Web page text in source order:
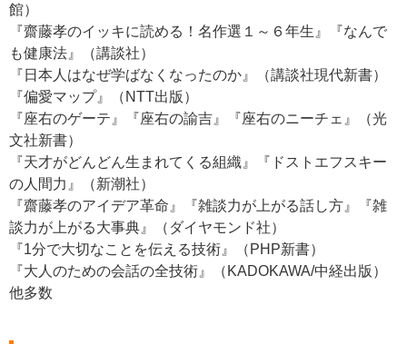
館）
『齋藤孝のイッキに読める！名作選１～６年生』『なんで
も健康法』（講談社）
『日本人はなぜ学ばなくなったのか』（講談社現代新書）
『偏愛マップ』（NTT出版）
『座右のゲーテ』『座右の諭吉』『座右のニーチェ』（光
文社新書）
『天才がどんどん生まれてくる組織』『ドストエフスキー
の人間力』（新潮社）
『齋藤孝のアイデア革命』『雑談力が上がる話し方』『雑
談力が上がる大事典』（ダイヤモンド社）
『1分で大切なことを伝える技術』（PHP新書）
『大人のための会話の全技術』（KADOKAWA/中経出版）
他多数